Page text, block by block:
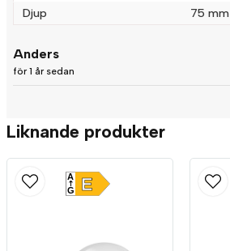
Djup 75 mm
Anders
för 1 år sedan
Liknande produkter
E
A
G